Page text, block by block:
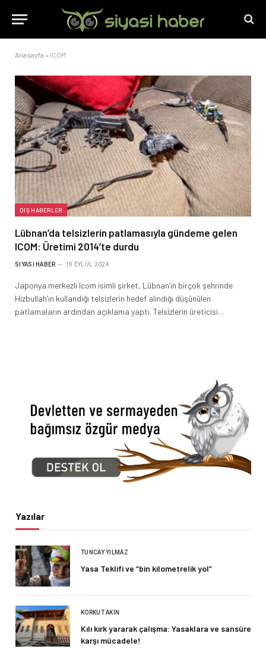
Anasayfa » ICOM
DIŞ HABERLER
Lübnan’da telsizlerin patlamasıyla gündeme gelen
ICOM: Üretimi 2014’te durdu
SIYASI HABER 19 EYLÜL 2024
Japonya merkezli Icom isimli şirket, Lübnan’ın birçok şehrinde
Hizbullah’ın kullandığı telsizlerin hedef alındığı düşünülen
patlamaların ardından açıklama yaptı. Telsizlerin üreticisi…
Yazılar
TUNCAY YILMAZ
Yasa Teklifi ve “bin kilometrelik yol”
KORKUT AKIN
Kılı kırk yararak çalışma: Yasaklara ve sansüre
karşı mücadele!